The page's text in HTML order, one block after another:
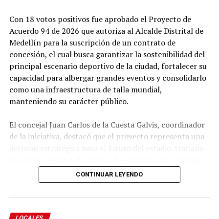
adquirir ayudas geriátricas, dotar el Centro de
Protección Social para el Adulto Mayor (CPSAM) y
desarrollar actividades artísticas, recreativas y de
funcionalidad que promueven el bienestar, la
participación y el envejecimiento activo.
Educación
Con 18 votos positivos fue aprobado el Proyecto de
Acuerdo 94 de 2026 que autoriza al Alcalde Distrital de
Medellín para la suscripción de un contrato de
concesión, el cual busca garantizar la sostenibilidad del
principal escenario deportivo de la ciudad, fortalecer su
capacidad para albergar grandes eventos y consolidarlo
como una infraestructura de talla mundial,
manteniendo su carácter público.
El concejal Juan Carlos de la Cuesta Galvis, coordinador
de la iniciativa, destacó que el proyecto representa una
adelantado por el Concejo durante su estudio.
Explicó que el objetivo es autorizar al Alcalde para
CONTINUAR LEYENDO